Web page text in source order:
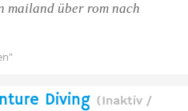
mailand über rom nach
Diving (Inaktiv /